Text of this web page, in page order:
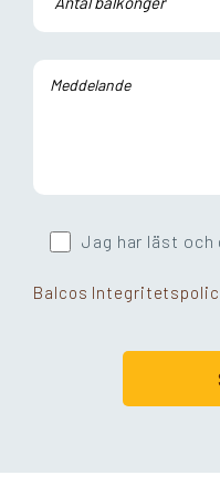
Jag har läst och
Balcos